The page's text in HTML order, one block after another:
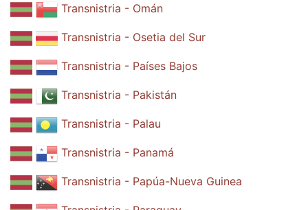
Transnistria - Omán
Transnistria - Osetia del Sur
Transnistria - Países Bajos
Transnistria - Pakistán
Transnistria - Palau
Transnistria - Panamá
Transnistria - Papúa-Nueva Guinea